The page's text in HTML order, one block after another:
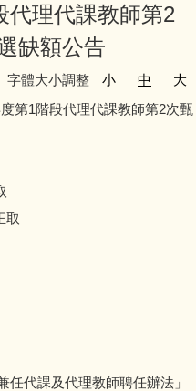
代理代課教師第2
缺額公告
字體大小調整 小 中
大
第1階段代理代課教師第2次甄
取
代課及代理教師聘任辦法」